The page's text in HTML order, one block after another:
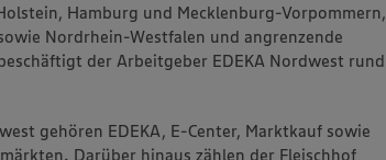
Hamburg und Mecklenburg-Vorpommern,
Nordrhein-Westfalen und angrenzende
der Arbeitgeber EDEKA Nordwest rund
gehören EDEKA, E-Center, Marktkauf sowie
Darüber hinaus zählen der Fleischhof